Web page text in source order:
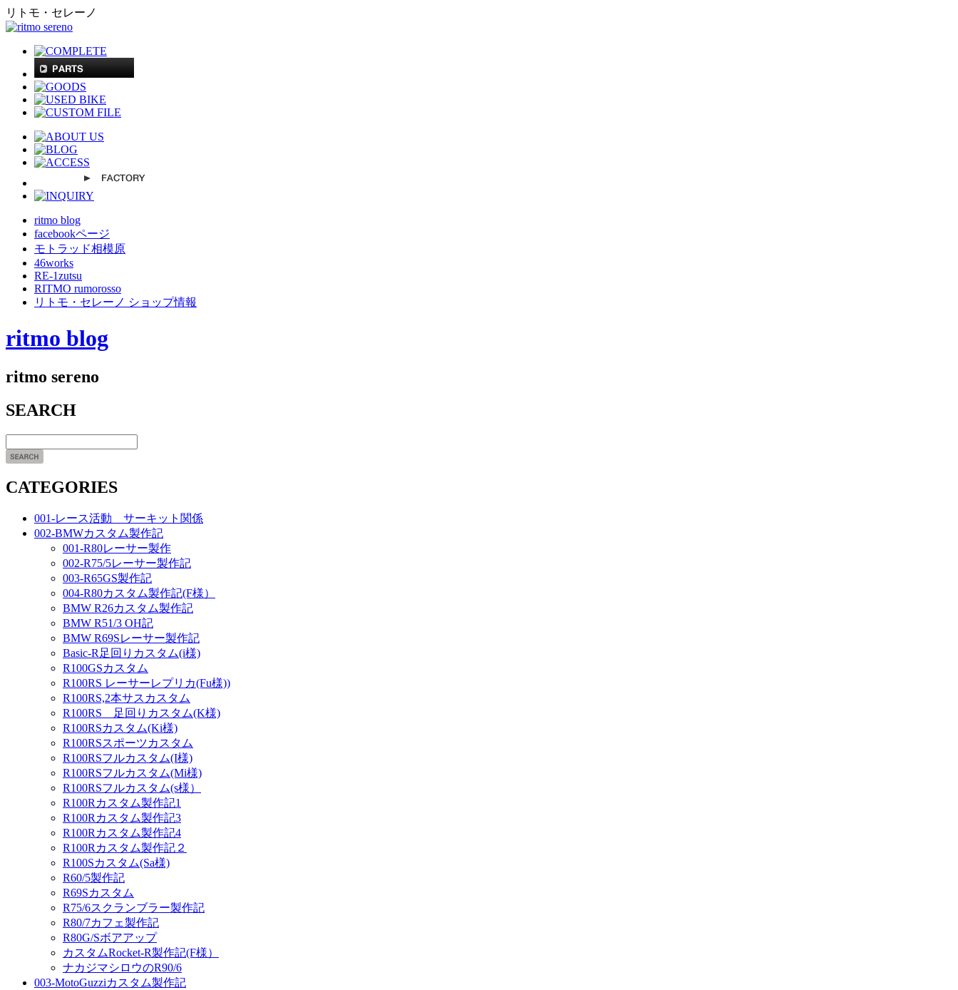
リトモ・セレーノ
ritmo blog
facebookページ
モトラッド相模原
46works
RE-1zutsu
RITMO rumorosso
リトモ・セレーノ ショップ情報
ritmo blog
ritmo sereno
SEARCH
CATEGORIES
001-レース活動 サーキット関係
002-BMWカスタム製作記
001-R80レーサー製作
002-R75/5レーサー製作記
003-R65GS製作記
004-R80カスタム製作記(F様）
BMW R26カスタム製作記
BMW R51/3 OH記
BMW R69Sレーサー製作記
Basic-R足回りカスタム(i様)
R100GSカスタム
R100RS レーサーレプリカ(Fu様))
R100RS,2本サスカスタム
R100RS 足回りカスタム(K様)
R100RSカスタム(Ki様)
R100RSスポーツカスタム
R100RSフルカスタム(I様)
R100RSフルカスタム(Mi様)
R100RSフルカスタム(s様）
R100Rカスタム製作記1
R100Rカスタム製作記3
R100Rカスタム製作記4
R100Rカスタム製作記２
R100Sカスタム(Sa様)
R60/5製作記
R69Sカスタム
R75/6スクランブラー製作記
R80/7カフェ製作記
R80G/Sボアアップ
カスタムRocket-R製作記(F様）
ナカジマシロウのR90/6
003-MotoGuzziカスタム製作記